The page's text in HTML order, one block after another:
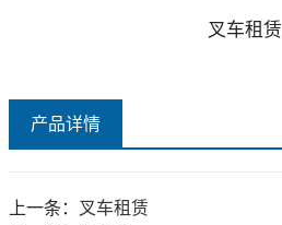
叉车租赁
产品详情
上一条： 叉车租赁